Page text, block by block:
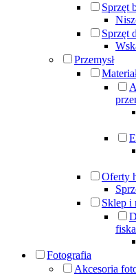
Sprzęt
Sprzęt
Przemysł
Oferty
Sklep i
Fotografia
Akcesoria